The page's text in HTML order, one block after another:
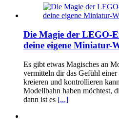
Die Magie der LEGO-
deine eigene Miniatur-
Es gibt etwas Magisches an
vermitteln dir das Gefühl
kreieren und kontrollieren
Modellbahn haben möchtest,
dann ist es [...]